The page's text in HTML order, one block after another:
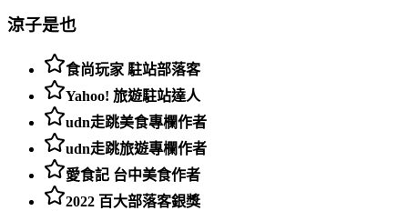
涼子是也
食尚玩家 駐站部落客
Yahoo! 旅遊駐站達人
udn走跳美食專欄作者
udn走跳旅遊專欄作者
愛食記 台中美食作者
2022 百大部落客銀獎